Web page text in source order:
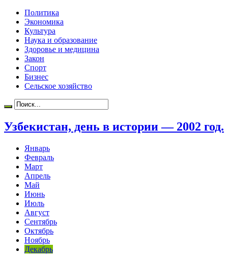
Политика
Экономика
Культура
Наука и образование
Здоровье и медицина
Закон
Спорт
Бизнес
Сельское хозяйство
Узбекистан, день в истории — 2002 год.
Январь
Февраль
Март
Апрель
Май
Июнь
Июль
Август
Сентябрь
Октябрь
Ноябрь
Декабрь